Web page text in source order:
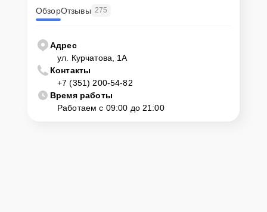
ОбзорОтзывы 275
Адрес
ул. Курчатова, 1А
Контакты
+7 (351) 200-54-82
Время работы
Работаем с 09:00 до 21:00